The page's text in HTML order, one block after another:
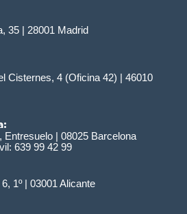
35 | 28001 Madrid
Cisternes, 4 (Oficina 42) | 46010
Entresuelo | 08025 Barcelona
639 99 42 99
1º | 03001 Alicante